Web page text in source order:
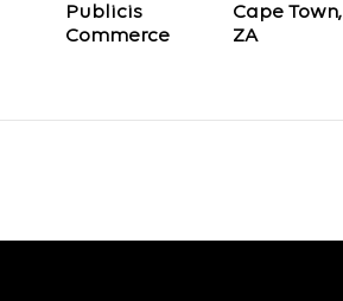
Publicis
Commerce
Cape Town,
ZA